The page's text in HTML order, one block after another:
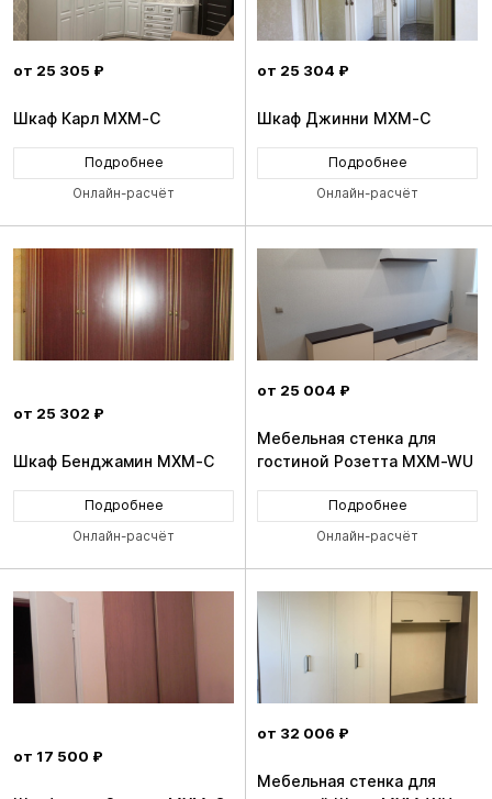
от 25 305 ₽
Шкаф Карл MXM-C
Подробнее
Онлайн-расчёт
от 25 304 ₽
Шкаф Джинни MXM-C
Подробнее
Онлайн-расчёт
от 25 302 ₽
Шкаф Бенджамин MXM-C
Подробнее
Онлайн-расчёт
от 25 004 ₽
Мебельная стенка для
гостиной Розетта MXM-WU
Подробнее
Онлайн-расчёт
от 17 500 ₽
от 32 006 ₽
Мебельная стенка для